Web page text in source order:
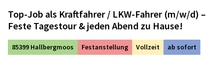
Top-Job als Kraftfahrer / LKW-Fahrer (m/w/d) –
Feste Tagestour & jeden Abend zu Hause!
85399 Hallbergmoos Festanstellung Vollzeit ab sofort